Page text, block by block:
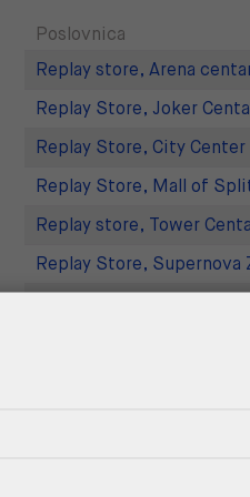
Poslovnica
Replay store, Arena
Replay Store, Joker
Replay Store, City Center
Replay Store, Mall of
Replay store, Tower
Replay Store, Supernova